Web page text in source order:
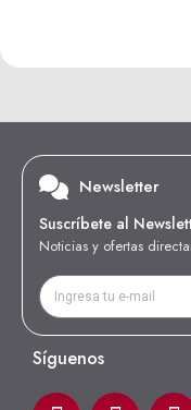
Newsletter
Suscríbete al
Noticias y ofertas
Síguenos